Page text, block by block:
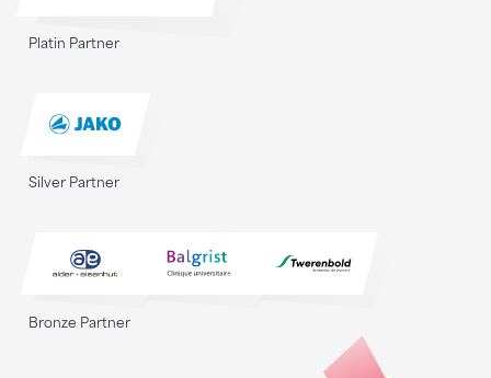
Platin Partner
Silver Partner
Bronze Partner